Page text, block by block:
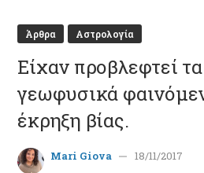
Άρθρα Αστρολογία
Είχαν προβλεφτεί
γεωφυσικά
έκρηξη βίας.
Mari Giova 18/11/2017